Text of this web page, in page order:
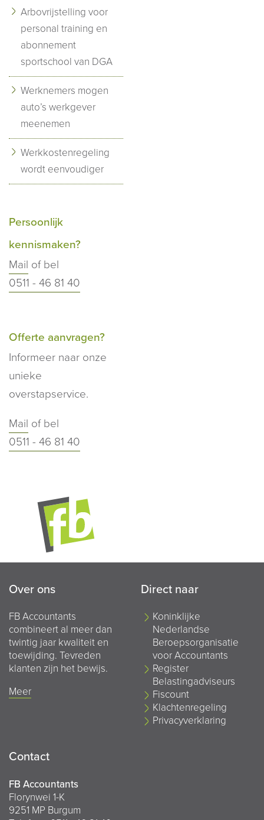
Arbovrijstelling voor
personal training en
abonnement
sportschool van DGA
Werknemers mogen
auto’s werkgever
meenemen
Werkkostenregeling
wordt eenvoudiger
Persoonlijk
kennismaken?
Mail of bel
0511 - 46 81 40
Offerte aanvragen?
Informeer naar onze
unieke
overstapservice.
Mail of bel
0511 - 46 81 40
Over ons
FB Accountants
combineert al meer dan
twintig jaar kwaliteit en
toewijding. Tevreden
klanten zijn het bewijs.
Meer
Direct naar
Koninklijke
Nederlandse
Beroepsorganisatie
voor Accountants
Register
Belastingadviseurs
Fiscount
Klachtenregeling
Privacyverklaring
Contact
FB Accountants
Florynwei 1-K
9251 MP Burgum